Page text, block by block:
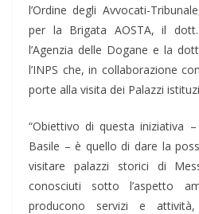
l’Ordine degli Avvocati-
per la Brigata AOSTA, il
l’Agenzia delle Dogane e la
l’INPS che, in collaborazione
porte alla visita dei Palazzi
“Obiettivo di questa iniziativa
Basile – è quello di dare la
visitare palazzi storici di
conosciuti sotto l’aspetto
producono servizi e